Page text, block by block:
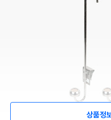
상품정